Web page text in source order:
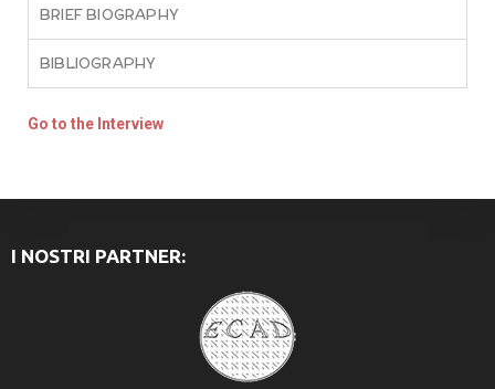
BRIEF BIOGRAPHY
BIBLIOGRAPHY
Go to the Interview
I NOSTRI PARTNER: